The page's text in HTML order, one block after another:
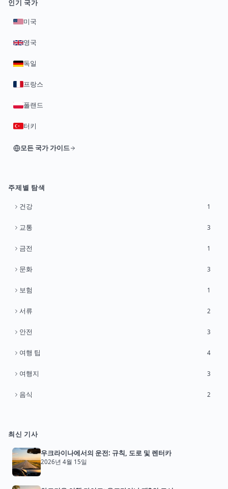
인기 국가
미국
영국
독일
프랑스
폴랜드
터키
모든 국가 가이드
주제별 탐색
건강 1
교통 3
금전 1
문화 3
보험 1
서류 2
안전 3
여행 팁 4
여행지 3
음식 2
최신 기사
우크라이나에서의 운전: 규칙, 도로 및 렌터카
2026년 4월 15일